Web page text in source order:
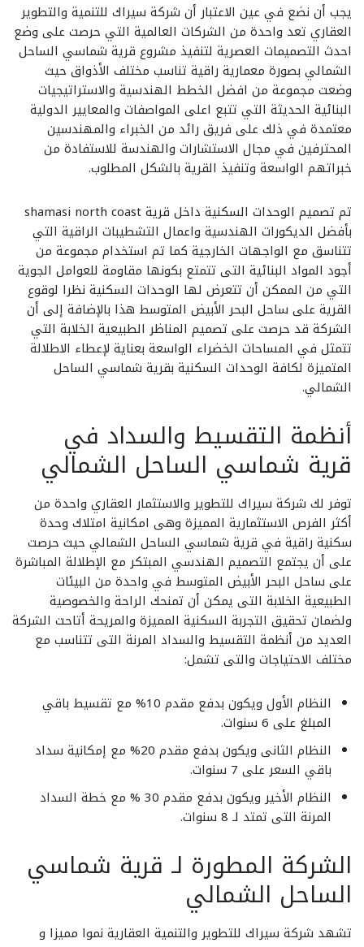
يجب أن نضع في عين الاعتبار أن شركة سيراك للتنمية والتطوير
العقاري تعد واحدة من الشركات العالمية التي حرصت على وضع
احدث التصميمات العصرية لتنفيذ مشروع قرية شماسي الساحل
الشمالي بصورة معمارية راقية تناسب مختلف الأذواق حيث
وضعت مجموعة من افضل الخطط الهندسية والاستراتيجيات
البنائية الحديثة التي تتبع اعلى المواصفات والمعايير الدولية
معتمدة في ذلك على فريق رائد من الخبراء والمهندسين
المحترفين في مجال الاستشارات والهندسة للاستفادة من
خبراتهم الواسعة وتنفيذ القرية بالشكل المطلوب.
تم تصميم الوحدات السكنية داخل قرية shamasi north coast
بأفضل الديكورات الهندسية واعمال التشطيبات الراقية التي
تتناسق مع الواجهات الخارجية كما تم استخدام مجموعة من
أجود المواد البنائية التى تتمتع بكونها مقاومة للعوامل الجوية
التي من الممكن أن تتعرض لها الوحدات السكنية نظرا لوقوع
القرية على ساحل البحر الأبيض المتوسط هذا بالإضافة إلى أن
الشركة قد حرصت على تصميم المناظر الطبيعية الخلابة التي
تتمثل في المساحات الخضراء الواسعة بعناية لإعطاء الاطلالة
المتميزة لكافة الوحدات السكنية بقرية شماسي الساحل
الشمالي.
أنظمة التقسيط والسداد في
قرية شماسي الساحل الشمالي
توفر لك شركة سيراك للتطوير والاستثمار العقاري واحدة من
أكثر الفرص الاستثمارية المميزة وهى امكانية امتلاك وحدة
سكنية راقية في قرية شماسي الساحل الشمالي حيث حرصت
على أن يجتمع التصميم الهندسي المبتكر مع الإطلالة المباشرة
على ساحل البحر الأبيض المتوسط في واحدة من البيئات
الطبيعية الخلابة التى يمكن أن تمنحك الراحة والخصوصية
ولضمان تحقيق التجربة السكنية المميزة والمريحة أتاحت الشركة
العديد من أنظمة التقسيط والسداد المرنة التى تتناسب مع
مختلف الاحتياجات والتى تشمل:
النظام الأول ويكون بدفع مقدم 10% مع تقسيط باقي
المبلغ على 6 سنوات.
النظام الثانى ويكون بدفع مقدم 20% مع إمكانية سداد
باقي السعر على 7 سنوات.
النظام الأخير ويكون بدفع مقدم 30 % مع خطة السداد
المرنة التى تمتد لـ 8 سنوات.
الشركة المطورة لـ قرية شماسي
الساحل الشمالي
تشهد شركة سيراك للتطوير والتنمية العقارية نموا مميزا و